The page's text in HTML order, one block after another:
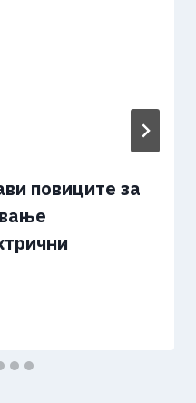
повиците за